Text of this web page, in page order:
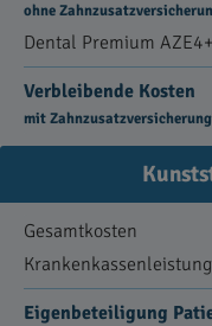
ohne
Dental Premium
Verbleibende Kosten
mit Zahnzusatzversicherung
Gesamtkosten
Krankenkassenleistung
Eigenbeteiligung